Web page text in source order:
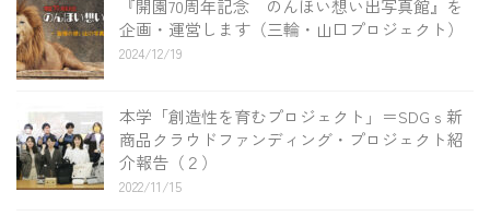
『開園70周年記念 のんほい想い出写真館』を
企画・運営します（三輪・山口プロジェクト）
2024/12/19
本学「創造性を育むプロジェクト」＝SDGｓ新
商品クラウドファンディング・プロジェクト紹
介報告（２）
2022/11/15